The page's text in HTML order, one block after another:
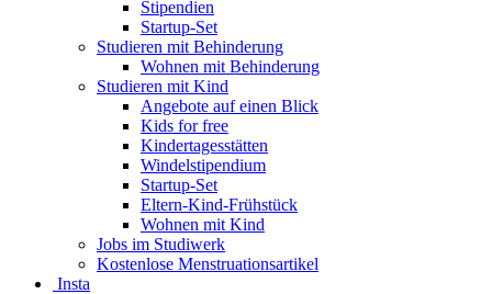
Stipendien
Startup-Set
Studieren mit Behinderung
Wohnen mit Behinderung
Studieren mit Kind
Angebote auf einen Blick
Kids for free
Kindertagesstätten
Windelstipendium
Startup-Set
Eltern-Kind-Frühstück
Wohnen mit Kind
Jobs im Studiwerk
Kostenlose Menstruationsartikel
Insta